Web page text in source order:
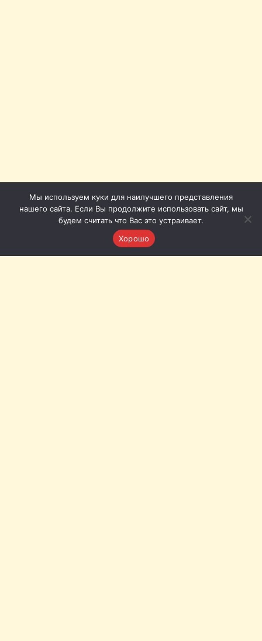
Мы используем куки для наилучшего представления
нашего сайта. Если Вы продолжите использовать сайт, мы
будем считать что Вас это устраивает.
Хорошо